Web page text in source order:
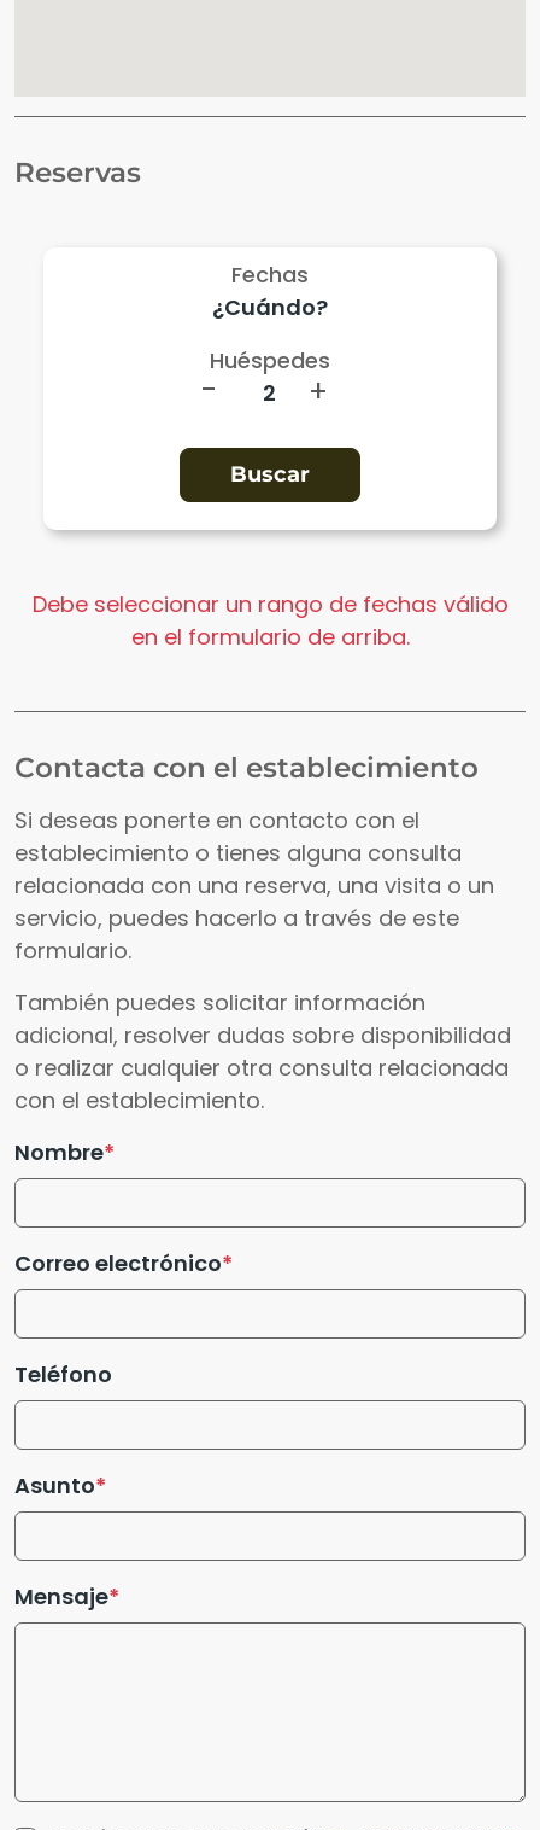
Reservas
Fechas
Huéspedes
- +
Debe seleccionar un rango de fechas válido
en el formulario de arriba.
Contacta con el establecimiento
Si deseas ponerte en contacto con el
establecimiento o tienes alguna consulta
relacionada con una reserva, una visita o un
servicio, puedes hacerlo a través de este
formulario.
También puedes solicitar información
adicional, resolver dudas sobre disponibilidad
o realizar cualquier otra consulta relacionada
con el establecimiento.
Nombre
Correo electrónico
Teléfono
Asunto
Mensaje